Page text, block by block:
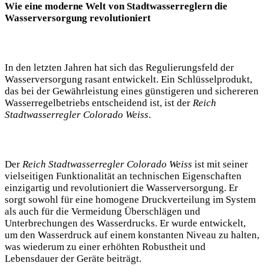
Wie eine moderne Welt von Stadtwasserreglern die
Wasserversorgung revolutioniert
In den letzten Jahren hat sich das Regulierungsfeld der
Wasserversorgung rasant entwickelt. Ein Schlüsselprodukt,
das bei der Gewährleistung eines günstigeren und sichereren
Wasserregelbetriebs entscheidend ist, ist der Reich
Stadtwasserregler Colorado Weiss.
Der Reich Stadtwasserregler Colorado Weiss ist mit seiner
vielseitigen Funktionalität an technischen Eigenschaften
einzigartig und revolutioniert die Wasserversorgung. Er
sorgt sowohl für eine homogene Druckverteilung im System
als auch für die Vermeidung Überschlägen und
Unterbrechungen des Wasserdrucks. Er wurde entwickelt,
um den Wasserdruck auf einem konstanten Niveau zu halten,
was wiederum zu einer erhöhten Robustheit und
Lebensdauer der Geräte beiträgt.